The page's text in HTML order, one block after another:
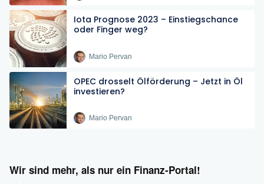
Iota Prognose 2023 – Einstiegschance
oder Finger weg?
Mario Pervan
OPEC drosselt Ölförderung – Jetzt in Öl
investieren?
Mario Pervan
Wir sind mehr, als nur ein Finanz-Portal!